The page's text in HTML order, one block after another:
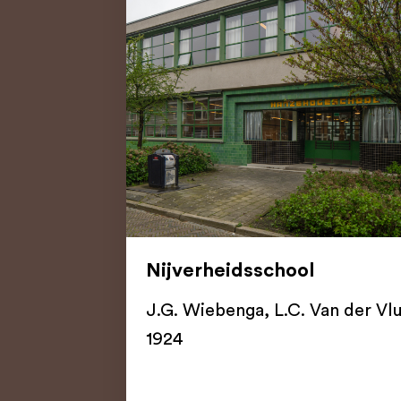
Nijverheidsschool
J.G. Wiebenga, L.C. Van der
1924